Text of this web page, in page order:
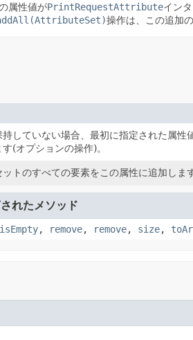
属性値がPrintRequestAttributeイン
操作は、この追加
持していない場合、最初に指定された属
(オプションの操作)。
トのすべての要素をこの属性に追加しま
れたメソッド
isEmpty, remove, remove, size,